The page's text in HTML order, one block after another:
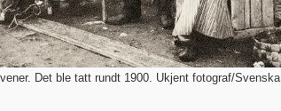
Det ble tatt rundt 1900. Ukjent fotograf/Svenska